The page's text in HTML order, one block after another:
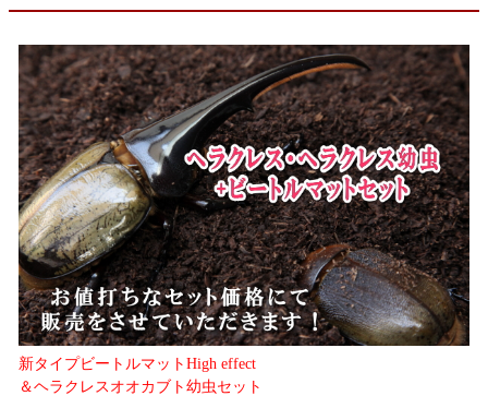
新タイプビートルマットHigh effect
＆ヘラクレスオオカブト幼虫セット